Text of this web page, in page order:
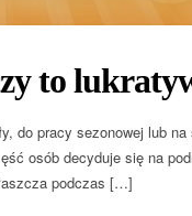
to
do pracy sezonowej lub
osób decyduje się na
podczas […]